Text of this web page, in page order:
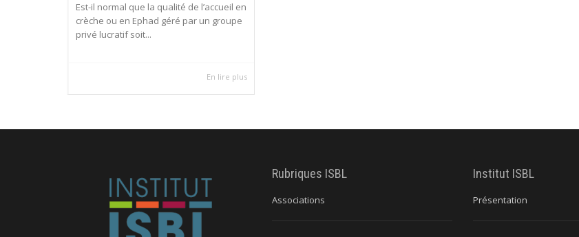
Est-il normal que la qualité de l’accueil en
crèche ou en Ephad géré par un groupe
privé lucratif soit...
En lire plus
Rubriques ISBL
Associations
Institut ISBL
Présentation